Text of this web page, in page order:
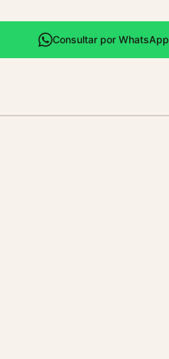
Consultar por WhatsApp